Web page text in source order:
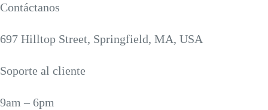
Contáctanos
697 Hilltop Street, Springfield, MA, USA
Soporte al cliente
9am – 6pm